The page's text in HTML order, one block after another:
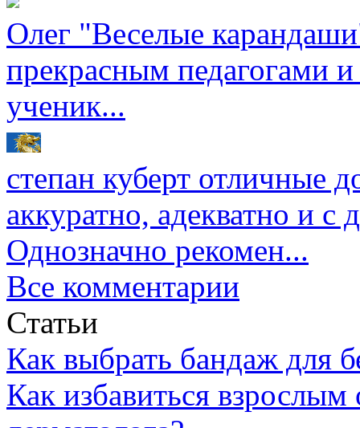
Олег "Веселые
прекрасным педагогами
ученик...
степан куберт отличные
аккуратно, адекватно и
Однозначно рекомен...
Все комментарии
Статьи
Как выбрать бандаж для
Как избавиться